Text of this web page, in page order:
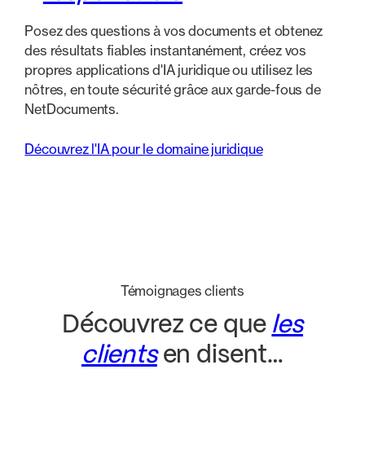
Posez des questions à vos documents et obtenez
des résultats fiables instantanément, créez vos
propres applications d'IA juridique ou utilisez les
nôtres, en toute sécurité grâce aux garde-fous de
NetDocuments.
Découvrez l'IA pour le domaine juridique
Témoignages clients
Découvrez ce que les
clients en disent…